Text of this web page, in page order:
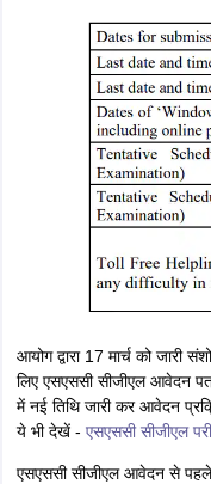
आयोग द्वारा 17 मार्च को
लिए एसएससी सीजीएल आवेदन
में नई तिथि जारी कर आवेदन
ये भी देखें - एसएससी सीजीएल
एसएससी सीजीएल आवेदन से पहले